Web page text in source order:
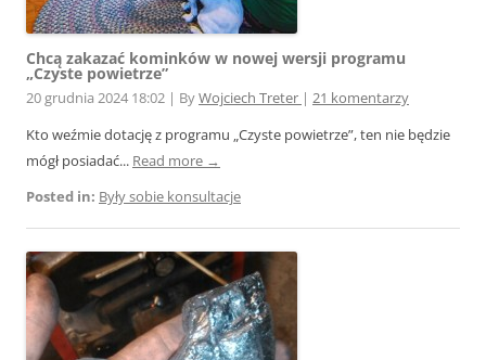
Chcą zakazać kominków w nowej wersji programu
„Czyste powietrze”
20 grudnia 2024 18:02 | ByWojciech Treter | 21 komentarzy
Kto weźmie dotację z programu „Czyste powietrze”, ten nie będzie
mógł posiadać... Read more →
Posted in: Były sobie konsultacje